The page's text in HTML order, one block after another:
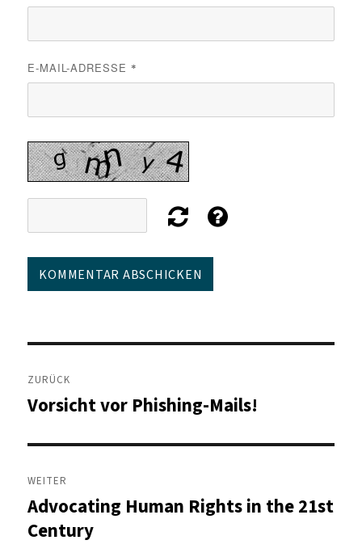
E-MAIL-ADRESSE *
Beitragsnavigation
ZURÜCK
Vorheriger
Vorsicht vor Phishing-Mails!
WEITER
Nächster
Beitrag:
Advocating Human Rights in the 21st
Century